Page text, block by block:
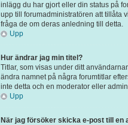
inlägg du har gjort eller din status på
upp till forumadministratören att tillåta
fråga de om deras anledning till detta.
Upp
Hur ändrar jag min titel?
Titlar, som visas under ditt
ändra namnet på några forumtitlar
inte detta och en moderator eller
Upp
När jag försöker skicka e-post till en